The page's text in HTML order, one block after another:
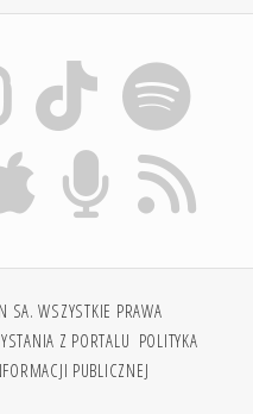
WSZYSTKIE PRAWA
Z PORTALU POLITYKA
PUBLICZNEJ